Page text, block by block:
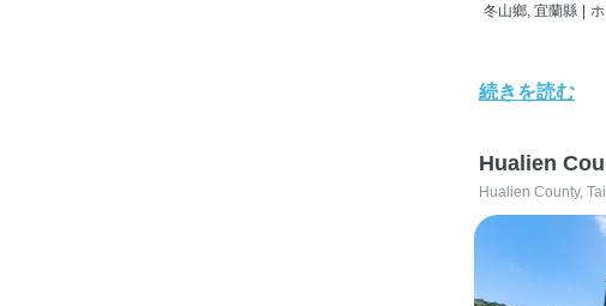
冬山鄉, 宜蘭縣 |
続きを読む
Hualien
Hualien County,